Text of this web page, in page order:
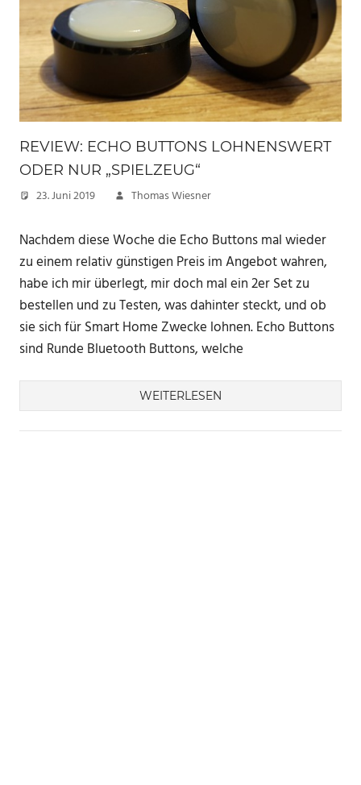
REVIEW: ECHO BUTTONS LOHNENSWERT
ODER NUR „SPIELZEUG“
23. Juni 2019 Thomas Wiesner
Nachdem diese Woche die Echo Buttons mal wieder
zu einem relativ günstigen Preis im Angebot wahren,
habe ich mir überlegt, mir doch mal ein 2er Set zu
bestellen und zu Testen, was dahinter steckt, und ob
sie sich für Smart Home Zwecke lohnen. Echo Buttons
sind Runde Bluetooth Buttons, welche
WEITERLESEN